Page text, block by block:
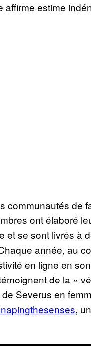
affirme estime
communautés de
ont élaboré
et se sont livrés à
année, au
en ligne en
de la «
Severus en
,